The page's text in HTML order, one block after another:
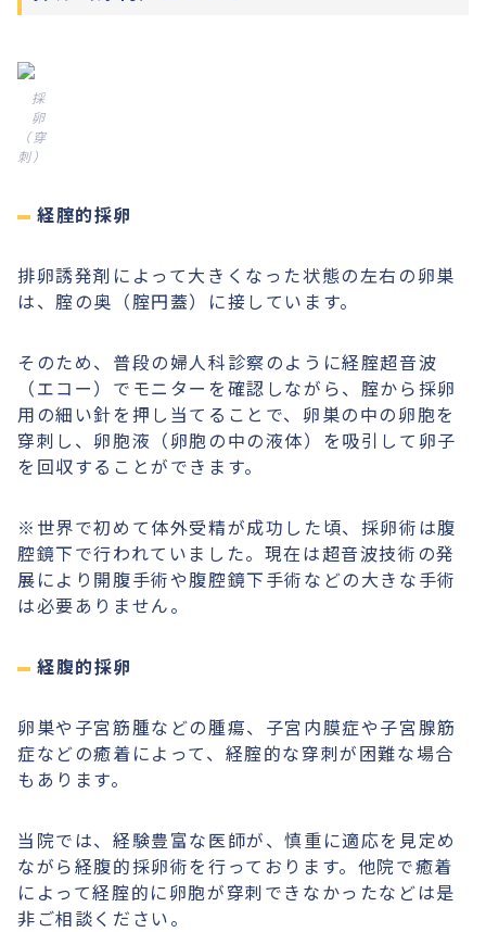
採
卵
（穿
刺）
経腟的採卵
排卵誘発剤によって大きくなった状態の左右の卵巣
は、腟の奥（腟円蓋）に接しています。
そのため、普段の婦人科診察のように経腟超音波
（エコー）でモニターを確認しながら、腟から採卵
用の細い針を押し当てることで、卵巣の中の卵胞を
穿刺し、卵胞液（卵胞の中の液体）を吸引して卵子
を回収することができます。
※世界で初めて体外受精が成功した頃、採卵術は腹
腔鏡下で行われていました。現在は超音波技術の発
展により開腹手術や腹腔鏡下手術などの大きな手術
は必要ありません。
経腹的採卵
卵巣や子宮筋腫などの腫瘍、子宮内膜症や子宮腺筋
症などの癒着によって、経腟的な穿刺が困難な場合
もあります。
当院では、経験豊富な医師が、慎重に適応を見定め
ながら経腹的採卵術を行っております。他院で癒着
によって経腟的に卵胞が穿刺できなかったなどは是
非ご相談ください。